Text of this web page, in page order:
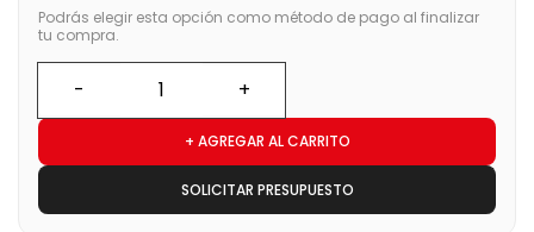
Podrás elegir esta opción como método de pago al finalizar
tu compra.
+ AGREGAR AL CARRITO
SOLICITAR PRESUPUESTO